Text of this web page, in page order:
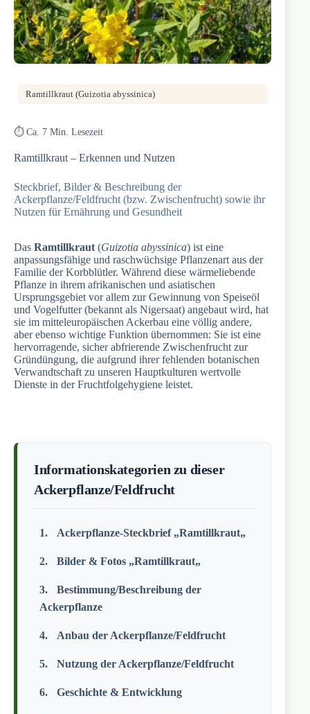
Ramtillkraut (Guizotia abyssinica)
⏱️ Ca. 7 Min. Lesezeit
Ramtillkraut – Erkennen und Nutzen
Steckbrief, Bilder & Beschreibung der
Ackerpflanze/Feldfrucht (bzw. Zwischenfrucht) sowie ihr
Nutzen für Ernährung und Gesundheit
Das Ramtillkraut (Guizotia abyssinica) ist eine
anpassungsfähige und raschwüchsige Pflanzenart aus der
Familie der Korbblütler. Während diese wärmeliebende
Pflanze in ihrem afrikanischen und asiatischen
Ursprungsgebiet vor allem zur Gewinnung von Speiseöl
und Vogelfutter (bekannt als Nigersaat) angebaut wird, hat
sie im mitteleuropäischen Ackerbau eine völlig andere,
aber ebenso wichtige Funktion übernommen: Sie ist eine
hervorragende, sicher abfrierende Zwischenfrucht zur
Gründüngung, die aufgrund ihrer fehlenden botanischen
Verwandtschaft zu unseren Hauptkulturen wertvolle
Dienste in der Fruchtfolgehygiene leistet.
Informationskategorien zu dieser
Ackerpflanze/Feldfrucht
Ackerpflanze-Steckbrief „Ramtillkraut„
Bilder & Fotos „Ramtillkraut„
Bestimmung/Beschreibung der
Ackerpflanze
Anbau der Ackerpflanze/Feldfrucht
Nutzung der Ackerpflanze/Feldfrucht
Geschichte & Entwicklung